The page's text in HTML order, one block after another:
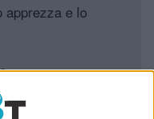
apprezza e lo